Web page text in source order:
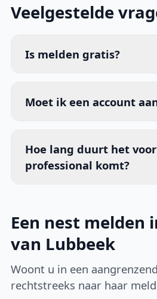
Veelgestelde
Is melden gratis?
Moet ik een account
Hoe lang duurt het
professional komt?
Een nest melden
van Lubbeek
Woont u in een
rechtstreeks naar haar